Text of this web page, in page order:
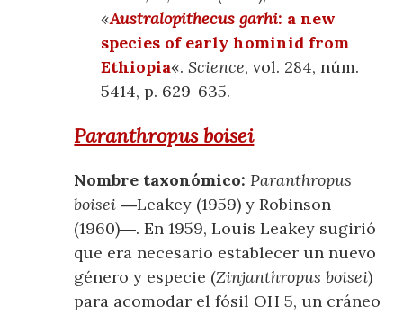
«Australopithecus garhi: a new
species of early hominid from
Ethiopia«.Science, vol. 284, núm.
5414, p. 629-635.
Paranthropus boisei
Nombre taxonómico:Paranthropus
boisei ―Leakey (1959) y Robinson
(1960)―. En 1959, Louis Leakey sugirió
que era necesario establecer un nuevo
género y especie (Zinjanthropus boisei)
para acomodar el fósil OH 5, un cráneo